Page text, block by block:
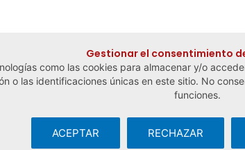
Gestionar el consentimiento
como las cookies para almacenar y/o
o las identificaciones únicas en este sitio. No
funciones.
ACEPTAR RECHAZAR